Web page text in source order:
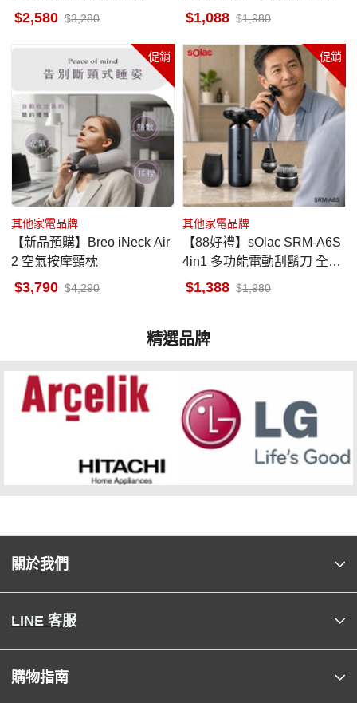
2,580 3,280
刀 S5266
1,088 1,980
促銷
其他家電品牌
【新品預購】Breo iNeck Air
2 空氣按摩頸枕
3,790 4,290
促銷
其他家電品牌
【88好禮】sOlac SRM-A6S
4in1 多功能電動刮鬍刀 全機
防水
1,388 1,980
精選品牌
關於我們
LINE 客服
購物指南